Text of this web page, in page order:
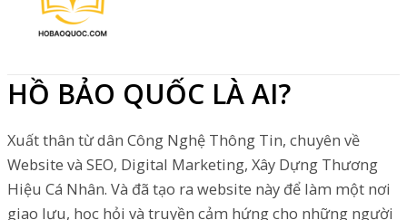
HỒ BẢO QUỐC LÀ AI?
Xuất thân từ dân Công Nghệ Thông Tin, chuyên về
Website và SEO, Digital Marketing, Xây Dựng Thương
Hiệu Cá Nhân. Và đã tạo ra website này để làm một nơi
giao lưu, học hỏi và truyền cảm hứng cho những người